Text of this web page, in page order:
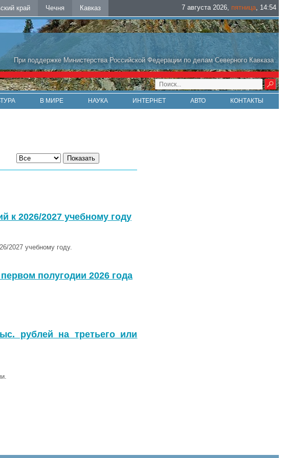
край Чечня Кавказ 7 августа 2026, пятница, 14:54
При поддержке Министерства Российской Федерации по делам Северного Кавказа
В МИРЕ НАУКА ИНТЕРНЕТ АВТО КОНТАКТЫ
к 2026/2027 учебному году
2027 учебному году.
полугодии 2026 года
рублей на третьего или